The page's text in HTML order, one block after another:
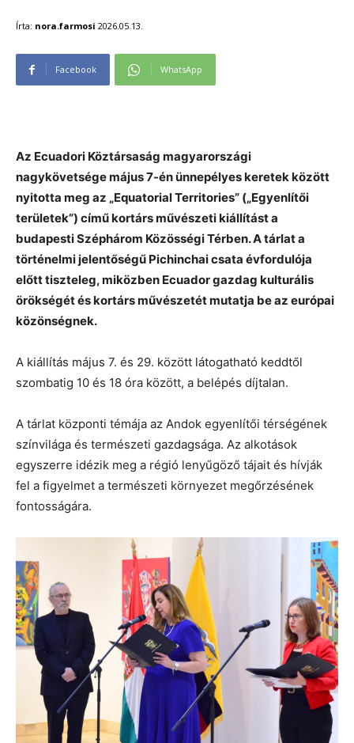
Írta: nora.farmosi 2026.05.13.
Facebook WhatsApp
Az Ecuadori Köztársaság magyarországi
nagykövetsége május 7-én ünnepélyes keretek között
nyitotta meg az „Equatorial Territories” („Egyenlítői
területek”) című kortárs művészeti kiállítást a
budapesti Széphárom Közösségi Térben. A tárlat a
történelmi jelentőségű Pichinchai csata évfordulója
előtt tiszteleg, miközben Ecuador gazdag kulturális
örökségét és kortárs művészetét mutatja be az európai
közönségnek.
A kiállítás május 7. és 29. között látogatható keddtől
szombatig 10 és 18 óra között, a belépés díjtalan.
A tárlat központi témája az Andok egyenlítői térségének
színvilága és természeti gazdagsága. Az alkotások
egyszerre idézik meg a régió lenyűgöző tájait és hívják
fel a figyelmet a természeti környezet megőrzésének
fontosságára.